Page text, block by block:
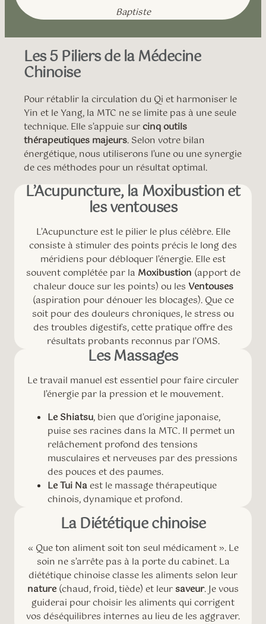
Baptiste
Les 5 Piliers de la Médecine
Chinoise
Pour rétablir la circulation du Qi et harmoniser le
Yin et le Yang, la MTC ne se limite pas à une seule
technique. Elle s’appuie surcinq outils
thérapeutiques majeurs. Selon votre bilan
énergétique, nous utiliserons l’une ou une synergie
de ces méthodes pour un résultat optimal.
L’Acupuncture, la Moxibustion et
les ventouses
L’Acupuncture est le pilier le plus célèbre. Elle
consiste à stimuler des points précis le long des
méridiens pour débloquer l’énergie. Elle est
souvent complétée par la Moxibustion (apport de
chaleur douce sur les points) ou les Ventouses
(aspiration pour dénouer les blocages). Que ce
soit pour des douleurs chroniques, le stress ou
des troubles digestifs, cette pratique offre des
résultats probants reconnus par l’OMS.
Les Massages
Le travail manuel est essentiel pour faire circuler
l’énergie par la pression et le mouvement.
Le Shiatsu, bien que d’origine japonaise,
puise ses racines dans la MTC. Il permet un
relâchement profond des tensions
musculaires et nerveuses par des pressions
des pouces et des paumes.
Le Tui Naest le massage thérapeutique
chinois, dynamique et profond.
La Diététique chinoise
« Que ton aliment soit ton seul médicament ». Le
soin ne s’arrête pas à la porte du cabinet. La
diététique chinoise classe les aliments selon leur
nature (chaud, froid, tiède) et leur saveur. Je vous
guiderai pour choisir les aliments qui corrigent
vos déséquilibres internes au lieu de les aggraver.